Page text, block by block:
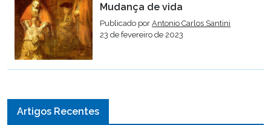
Mudança de vida
Publicado porAntonio Carlos Santini
23 de fevereiro de 2023
Artigos Recentes